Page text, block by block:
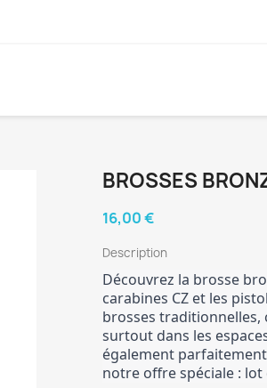
BROSSES
16,00 €
Description
Découvrez la brosse
carabines CZ et les
brosses traditionnelles,
surtout dans les
également
notre offre spéciale : lot